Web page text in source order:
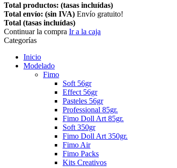
Total productos: (tasas incluídas)
Total envío: (sin IVA) Envío gratuito!
Total (tasas incluídas)
Continuar la compra Ir a la caja
Categorías
Inicio
Modelado
Fimo
Soft 56gr
Effect 56gr
Pasteles 56gr
Professional 85gr.
Fimo Doll Art 85gr.
Soft 350gr
Fimo Doll Art 350gr.
Fimo Air
Fimo Packs
Kits Creativos